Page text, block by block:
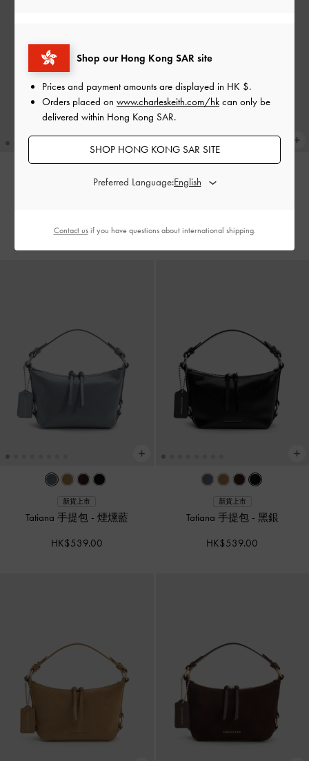
HK$669.00 HK$699.00
新貨上市
Tatiana 手提包 - 煙燻藍
HK$539.00
新貨上市
Tatiana 手提包 - 黑銀
HK$539.00
Shop our Hong Kong SAR site
Prices and payment amounts are displayed in HK $.
Orders placed on www.charleskeith.com/hk can only be
delivered within Hong Kong SAR.
SHOP HONG KONG SAR SITE
Preferred Language:
Contact usif you have questions about international shipping.